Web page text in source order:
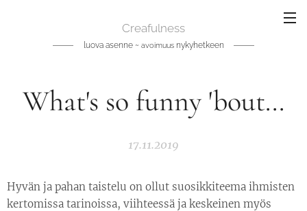
Creafulness
luova asenne ~ avoimuusnykyhetkeen
What's so funny 'bout...
17.11.2019
Hyvän ja pahan taistelu on ollut suosikkiteema ihmisten
kertomissa tarinoissa, viihteessä ja keskeinen myös